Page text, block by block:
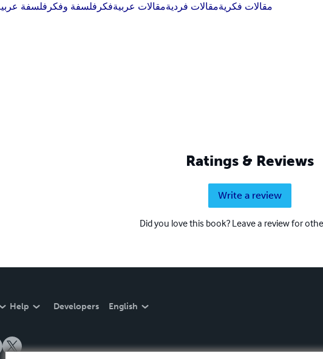
فلسفة فلسفة وفكر فكرمقالات عربيةمقالات فرديةمقالات فكرية
Ratings & Reviews
Write a review
Did you love this book? Leave a review for
Help Developers English